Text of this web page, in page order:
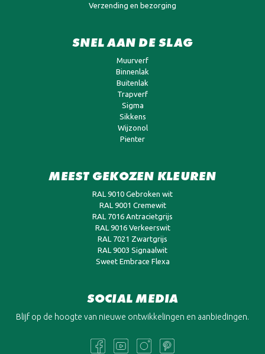
Verzending en bezorging
SNEL AAN DE SLAG
Muurverf
Binnenlak
Buitenlak
Trapverf
Sigma
Sikkens
Wijzonol
Pienter
MEEST GEKOZEN KLEUREN
RAL 9010 Gebroken wit
RAL 9001 Cremewit
RAL 7016 Antracietgrijs
RAL 9016 Verkeerswit
RAL 7021 Zwartgrijs
RAL 9003 Signaalwit
Sweet Embrace Flexa
SOCIAL MEDIA
Blijf op de hoogte van nieuwe ontwikkelingen en aanbiedingen.